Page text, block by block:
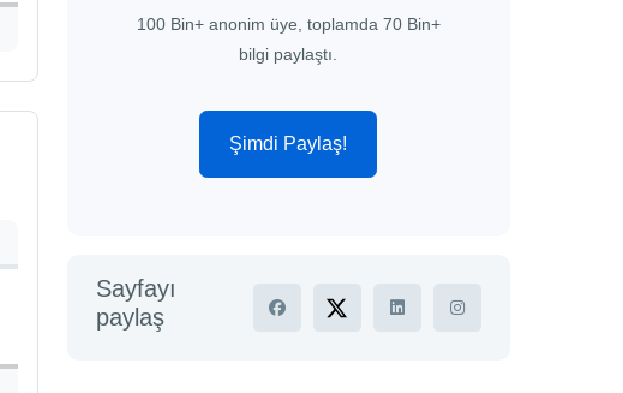
100 Bin+ anonim üye, toplamda 70 Bin+
bilgi paylaştı.
Şimdi Paylaş!
Sayfayı
paylaş